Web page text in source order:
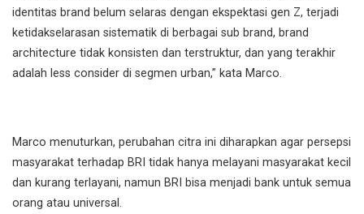
identitas brand belum selaras dengan ekspektasi gen Z, terjadi
ketidakselarasan sistematik di berbagai sub brand, brand
architecture tidak konsisten dan terstruktur, dan yang terakhir
adalah less consider di segmen urban,” kata Marco.
Marco menuturkan, perubahan citra ini diharapkan agar persepsi
masyarakat terhadap BRI tidak hanya melayani masyarakat kecil
dan kurang terlayani, namun BRI bisa menjadi bank untuk semua
orang atau universal.